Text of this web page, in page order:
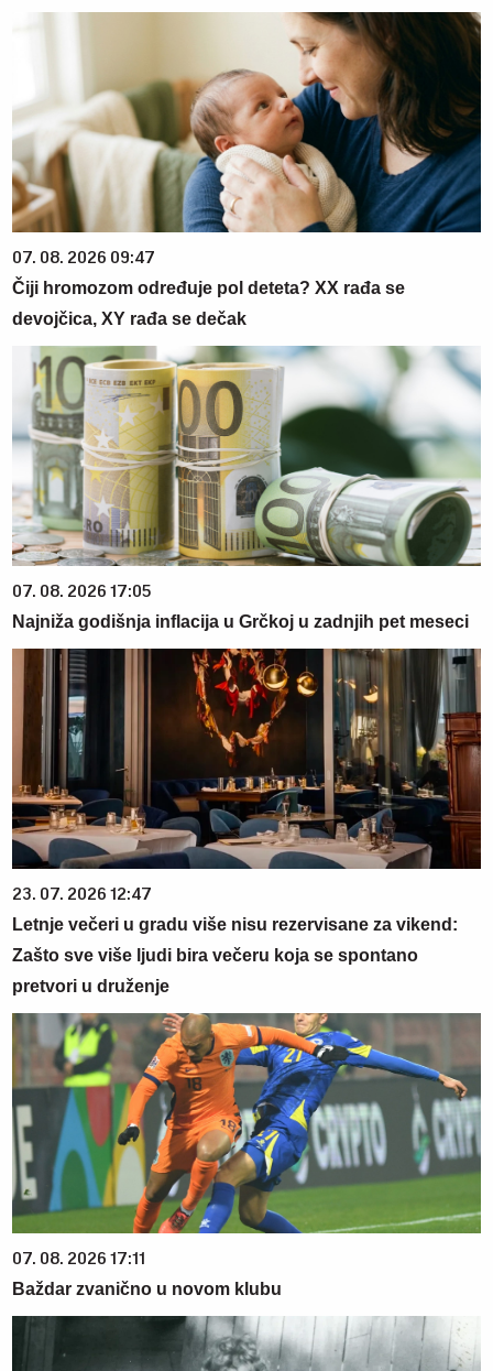
07. 08. 2026 09:47
Čiji hromozom određuje pol deteta? XX rađa se
devojčica, XY rađa se dečak
07. 08. 2026 17:05
Najniža godišnja inflacija u Grčkoj u zadnjih pet meseci
23. 07. 2026 12:47
Letnje večeri u gradu više nisu rezervisane za vikend:
Zašto sve više ljudi bira večeru koja se spontano
pretvori u druženje
07. 08. 2026 17:11
Baždar zvanično u novom klubu